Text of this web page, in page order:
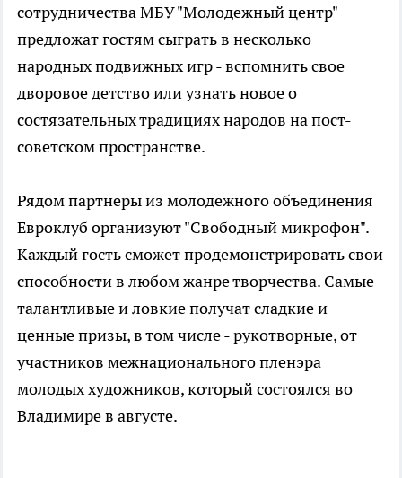
сотрудничества МБУ "Молодежный центр"
предложат гостям сыграть в несколько
народных подвижных игр - вспомнить свое
дворовое детство или узнать новое о
состязательных традициях народов на пост-
советском пространстве.
Рядом партнеры из молодежного объединения
Евроклуб организуют "Свободный микрофон".
Каждый гость сможет продемонстрировать свои
способности в любом жанре творчества. Самые
талантливые и ловкие получат сладкие и
ценные призы, в том числе - рукотворные, от
участников межнационального пленэра
молодых художников, который состоялся во
Владимире в августе.